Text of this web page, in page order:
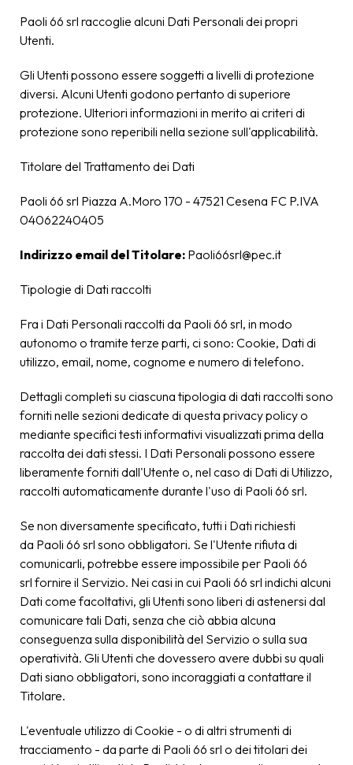
Paoli 66 srl raccoglie alcuni Dati Personali dei propri
Utenti.
Gli Utenti possono essere soggetti a livelli di protezione
diversi. Alcuni Utenti godono pertanto di superiore
protezione. Ulteriori informazioni in merito ai criteri di
protezione sono reperibili nella sezione sull'applicabilità.
Titolare del Trattamento dei Dati
Paoli 66 srl Piazza A.Moro 170 - 47521 Cesena FC P.IVA
04062240405
Indirizzo email del Titolare: Paoli66srl@pec.it
Tipologie di Dati raccolti
Fra i Dati Personali raccolti da Paoli 66 srl, in modo
autonomo o tramite terze parti, ci sono: Cookie, Dati di
utilizzo, email, nome, cognome e numero di telefono.
Dettagli completi su ciascuna tipologia di dati raccolti sono
forniti nelle sezioni dedicate di questa privacy policy o
mediante specifici testi informativi visualizzati prima della
raccolta dei dati stessi. I Dati Personali possono essere
liberamente forniti dall'Utente o, nel caso di Dati di Utilizzo,
raccolti automaticamente durante l'uso di Paoli 66 srl.
Se non diversamente specificato, tutti i Dati richiesti
da Paoli 66 srl sono obbligatori. Se l'Utente rifiuta di
comunicarli, potrebbe essere impossibile per Paoli 66
srl fornire il Servizio. Nei casi in cui Paoli 66 srl indichi alcuni
Dati come facoltativi, gli Utenti sono liberi di astenersi dal
comunicare tali Dati, senza che ciò abbia alcuna
conseguenza sulla disponibilità del Servizio o sulla sua
operatività. Gli Utenti che dovessero avere dubbi su quali
Dati siano obbligatori, sono incoraggiati a contattare il
Titolare.
L'eventuale utilizzo di Cookie - o di altri strumenti di
tracciamento - da parte di Paoli 66 srl o dei titolari dei